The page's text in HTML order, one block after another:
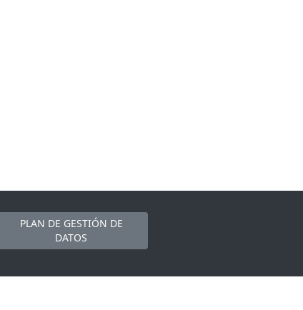
PLAN DE GESTIÓN DE
DATOS